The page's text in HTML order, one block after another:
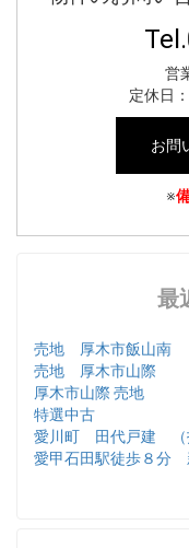
Tel.
営
定休日
お問
※
最
売地 厚木市飯山南
売地 厚木市山際
厚木市山際 売地
特選中古
愛川町 田代戸建 （
愛甲石田駅徒歩８分